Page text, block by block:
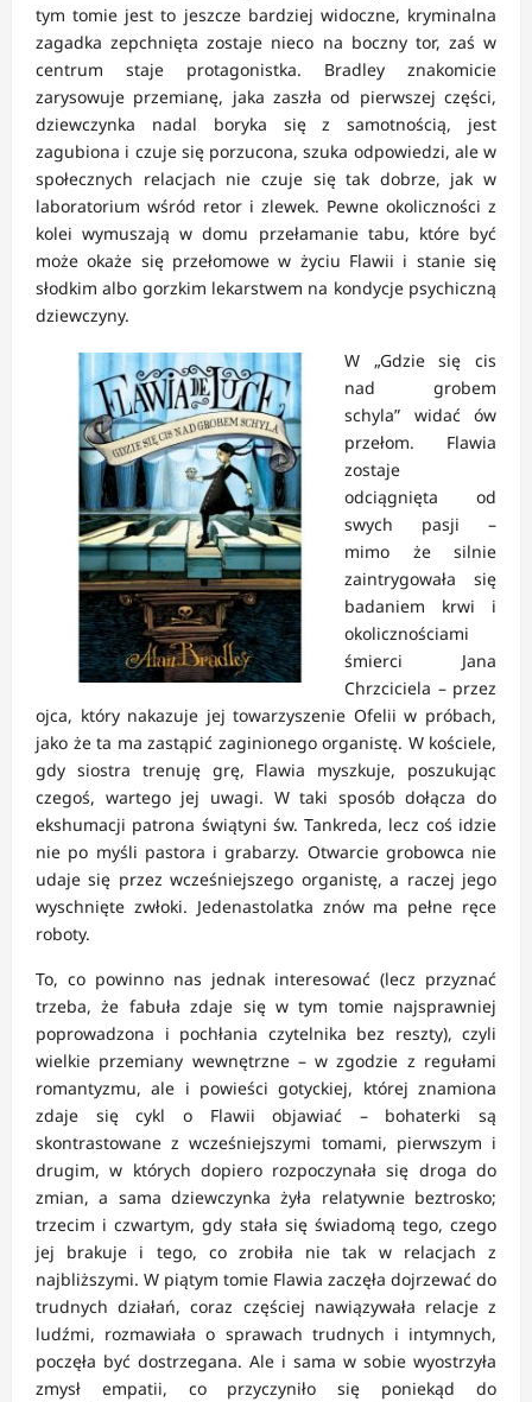
tym tomie jest to jeszcze bardziej widoczne, kryminalna
zagadka zepchnięta zostaje nieco na boczny tor, zaś w
centrum staje protagonistka. Bradley znakomicie
zarysowuje przemianę, jaka zaszła od pierwszej części,
dziewczynka nadal boryka się z samotnością, jest
zagubiona i czuje się porzucona, szuka odpowiedzi, ale w
społecznych relacjach nie czuje się tak dobrze, jak w
laboratorium wśród retor i zlewek. Pewne okoliczności z
kolei wymuszają w domu przełamanie tabu, które być
może okaże się przełomowe w życiu Flawii i stanie się
słodkim albo gorzkim lekarstwem na kondycje psychiczną
dziewczyny.
W „Gdzie się cis
nad grobem
schyla” widać ów
przełom. Flawia
zostaje
odciągnięta od
swych pasji –
mimo że silnie
zaintrygowała się
badaniem krwi i
okolicznościami
śmierci Jana
Chrzciciela – przez
ojca, który nakazuje jej towarzyszenie Ofelii w próbach,
jako że ta ma zastąpić zaginionego organistę. W kościele,
gdy siostra trenuję grę, Flawia myszkuje, poszukując
czegoś, wartego jej uwagi. W taki sposób dołącza do
ekshumacji patrona świątyni św. Tankreda, lecz coś idzie
nie po myśli pastora i grabarzy. Otwarcie grobowca nie
udaje się przez wcześniejszego organistę, a raczej jego
wyschnięte zwłoki. Jedenastolatka znów ma pełne ręce
roboty.
To, co powinno nas jednak interesować (lecz przyznać
trzeba, że fabuła zdaje się w tym tomie najsprawniej
poprowadzona i pochłania czytelnika bez reszty), czyli
wielkie przemiany wewnętrzne – w zgodzie z regułami
romantyzmu, ale i powieści gotyckiej, której znamiona
zdaje się cykl o Flawii objawiać – bohaterki są
skontrastowane z wcześniejszymi tomami, pierwszym i
drugim, w których dopiero rozpoczynała się droga do
zmian, a sama dziewczynka żyła relatywnie beztrosko;
trzecim i czwartym, gdy stała się świadomą tego, czego
jej brakuje i tego, co zrobiła nie tak w relacjach z
najbliższymi. W piątym tomie Flawia zaczęła dojrzewać do
trudnych działań, coraz częściej nawiązywała relacje z
ludźmi, rozmawiała o sprawach trudnych i intymnych,
poczęła być dostrzegana. Ale i sama w sobie wyostrzyła
zmysł empatii, co przyczyniło się poniekąd do